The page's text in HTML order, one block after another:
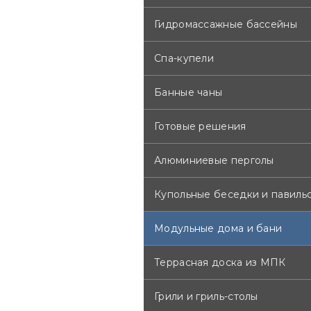
Гидромассажные бассейны
Спа-купели
Банные чаны
Готовые решения
Алюминиевые перголы
Купольные беседки и
Модульные дома и бани
Террасная доска из МПК
Грили и гриль-столы